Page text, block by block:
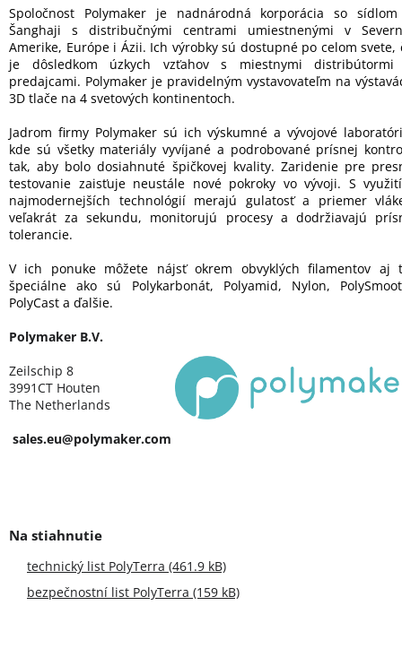
technický list PolyTerra (461.9 kB)
bezpečnostní list PolyTerra (159 kB)
Spoločnost Polymaker je nadnárodná korporácia so
Šanghaji s distribučnými centrami umiestnenými v
Amerike, Európe i Ázii. Ich výrobky sú dostupné po celom svete,
je dôsledkom úzkych vzťahov s miestnymi
predajcami. Polymaker je pravidelným vystavovateľm na
3D tlače na 4 svetových kontinentoch.
Jadrom firmy Polymaker sú ich výskumné a vývojové
kde sú všetky materiály vyvíjané a podrobované prísnej
tak, aby bolo dosiahnuté špičkovej kvality. Zaridenie pre
testovanie zaisťuje neustále nové pokroky vo vývoji. S
najmodernejších technológií merajú gulatosť a priemer
veľakrát za sekundu, monitorujú procesy a dodržiavajú
tolerancie.
V ich ponuke môžete nájsť okrem obvyklých filamentov aj
špeciálne ako sú Polykarbonát, Polyamid, Nylon,
PolyCast a ďalšie.
Polymaker B.V.
Zeilschip 8
3991CT Houten
The Netherlands
sales.eu@polymaker.com